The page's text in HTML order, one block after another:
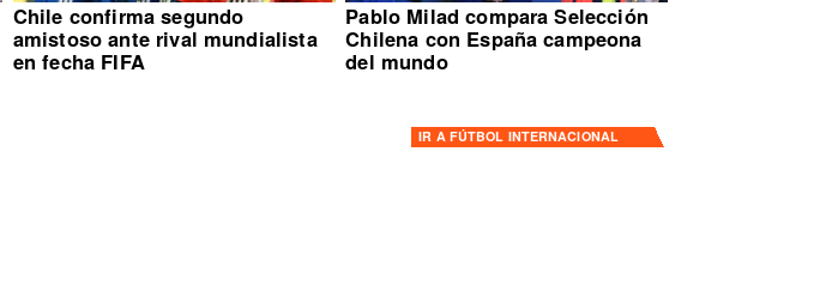
Chile confirma segundo
amistoso ante rival mundialista
en fecha FIFA
Pablo Milad compara Selección
Chilena con España campeona
del mundo
IR A FÚTBOL INTERNACIONAL